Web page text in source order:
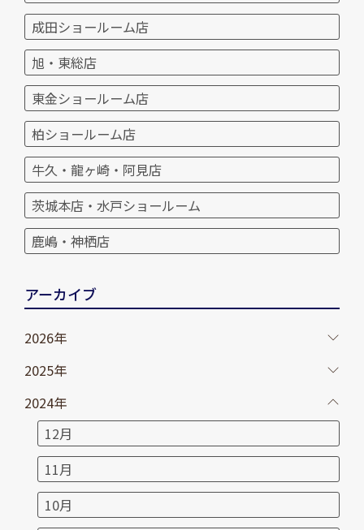
成田ショールーム店
旭・東総店
東金ショールーム店
柏ショールーム店
牛久・龍ヶ崎・阿見店
茨城本店・水戸ショールーム
鹿嶋・神栖店
アーカイブ
2026年
2025年
2024年
12月
11月
10月